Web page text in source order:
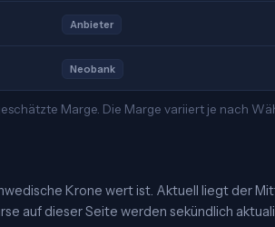
Anbieter
Neobank
Marge. Die Marge variiert je nach
Krone wert ist. Aktuell liegt der
auf dieser Seite werden sekündlich